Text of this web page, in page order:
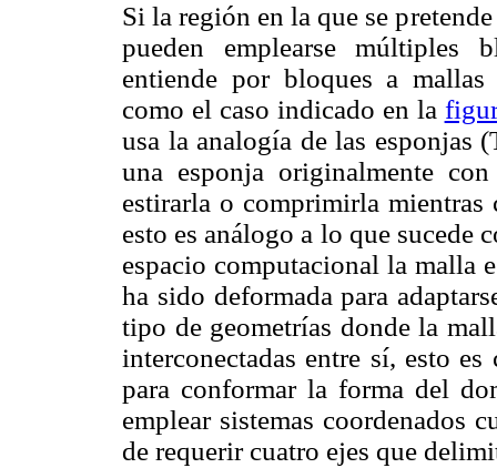
Si la región en la que se
pueden emplearse múltiples
entiende por bloques a
como el caso indicado en la
usa la analogía de las esponjas
una esponja originalmente
estirarla o comprimirla
esto es análogo a lo que sucede
espacio computacional la malla
ha sido deformada para
tipo de geometrías donde la
interconectadas entre sí, esto
para conformar la forma del
emplear sistemas coordenados
de requerir cuatro ejes que